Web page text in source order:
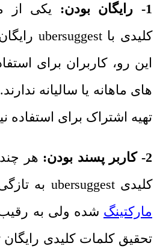
1- رایگان بودن:
یکی از
کلیدی باubersuggest
این رو، کاربران برای
های ماهانه یا سالیانه
تهیه اشتراک برای استفاده
2- کاربر پسند بودن:
هر
کلیدیubersuggest به
مارکتینگ شده ولی به
تحقیق کلمات کلیدی